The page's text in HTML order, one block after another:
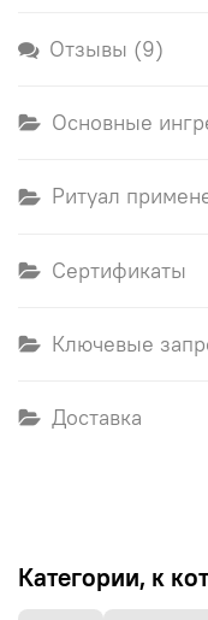
Отзывы (9)
Основные
Ритуал
Сертификаты
Ключевые
Доставка
Категории, к